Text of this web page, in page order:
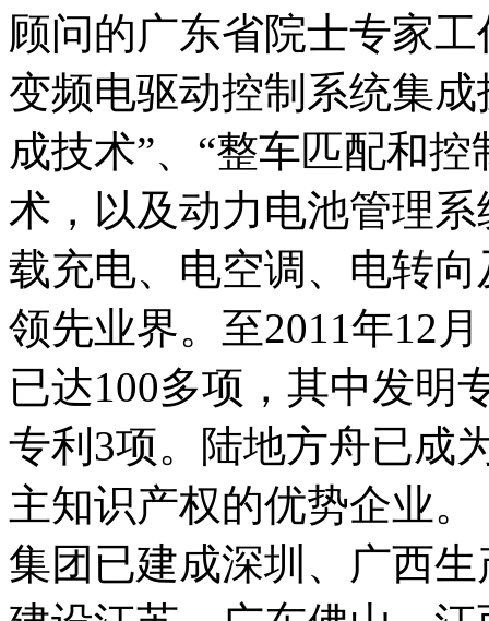
顾问的广东省院士专家
变频电驱动控制系统集
成技术”、“整车匹配和
术，以及动力电池管理
载充电、电空调、电转
领先业界。至2011年12
已达100多项，其中发明
专利3项。陆地方舟已成
主知识产权的优势企业。
集团已建成深圳、广西